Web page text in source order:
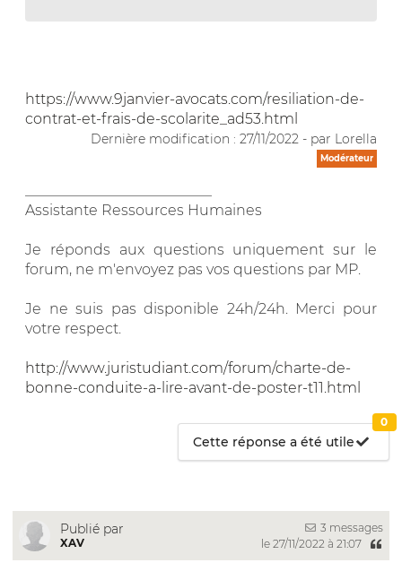
https://www.9janvier-avocats.com/resiliation-de-
contrat-et-frais-de-scolarite_ad53.html
Dernière modification : 27/11/2022 - par Lorella
Modérateur
Assistante Ressources Humaines
Je réponds aux questions uniquement sur le
forum, ne m'envoyez pas vos questions par MP.
Je ne suis pas disponible 24h/24h. Merci pour
votre respect.
http://www.juristudiant.com/forum/charte-de-
bonne-conduite-a-lire-avant-de-poster-t11.html
Cette réponse a été utile
0
Publié par
XAV
3 messages
le 27/11/2022 à 21:07